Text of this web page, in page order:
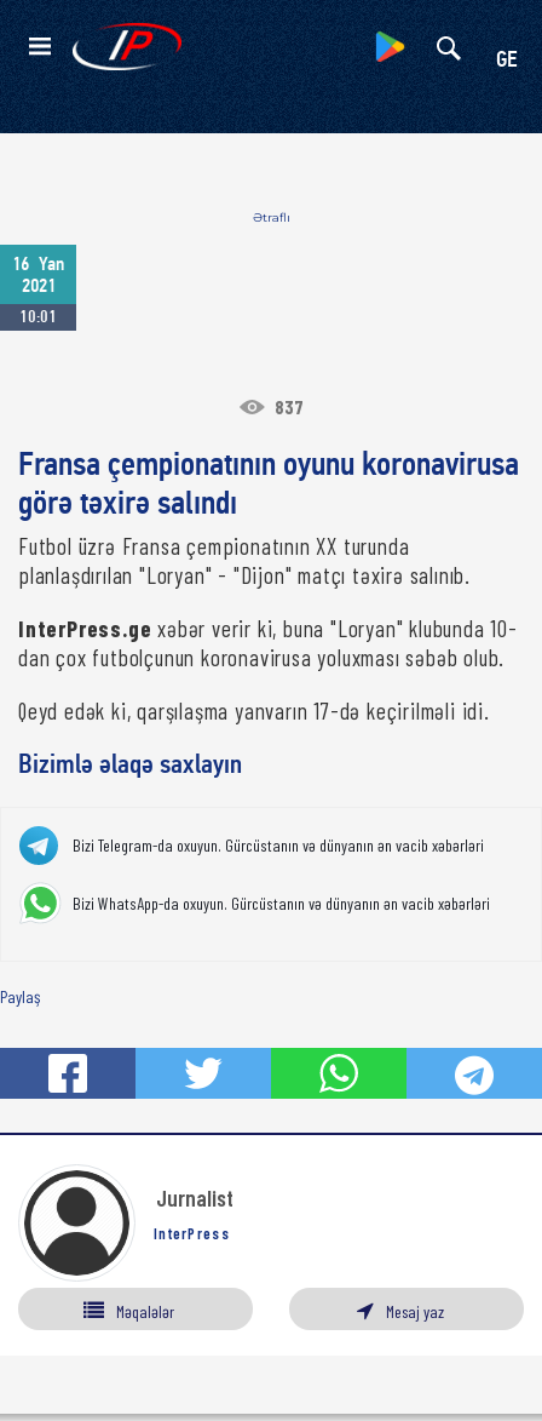
GE
Kateqoriyalar
Ətraflı
16 Yan
2021
10:01
837
Fransa çempionatının oyunu koronavirusa
görə təxirə salındı
Futbol üzrə Fransa çempionatının XX turunda
planlaşdırılan "Loryan" - "Dijon" matçı təxirə salınıb.
InterPress.ge xəbər verir ki, buna "Loryan" klubunda 10-
dan çox futbolçunun koronavirusa yoluxması səbəb olub.
Qeyd edək ki, qarşılaşma yanvarın 17-də keçirilməli idi.
Bizimlə əlaqə saxlayın
Bizi Telegram-da oxuyun. Gürcüstanın və dünyanın ən vacib xəbərləri
Bizi WhatsApp-da oxuyun. Gürcüstanın və dünyanın ən vacib xəbərləri
Paylaş
Jurnalist
InterPress
Məqalələr Mesaj yaz